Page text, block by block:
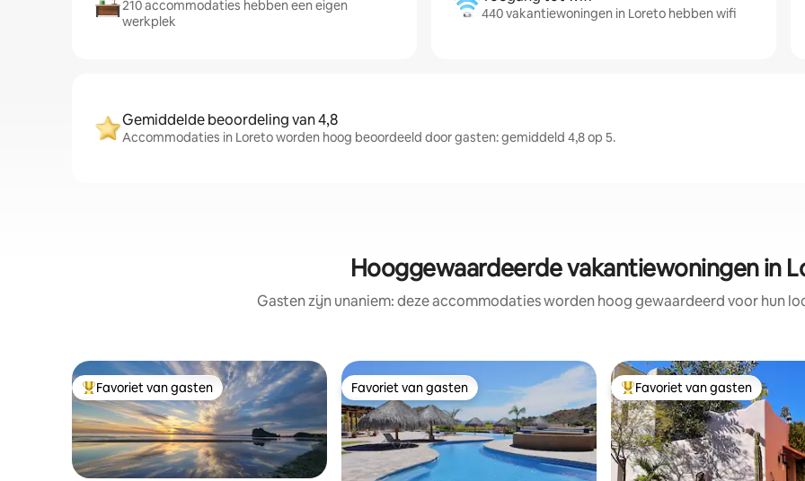
210 accommodaties hebben een eigen
werkplek
440 vakantiewoningen in Loreto hebben wifi
Gemiddelde beoordeling van 4,8
Accommodaties in Loreto worden hoog beoordeeld door gasten: gemiddeld 4,8 op 5.
Hooggewaardeerde vakantiewoningen in
Gasten zijn unaniem: deze accommodaties worden hoog gewaardeerd voor hun
Topfavoriet van gasten
Favoriet van gasten Favoriet van gasten
Favoriet van gasten Topfavoriet van gasten
Favoriet van gasten